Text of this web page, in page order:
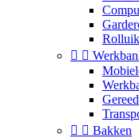
 
  Bakken